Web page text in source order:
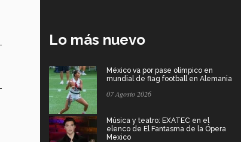
Lo más nuevo
México va por pase olímpico en
mundial de flag football en Alemania
07 Agosto 2026
Música y teatro: EXATEC en el
elenco de El Fantasma de la Ópera
Mexico